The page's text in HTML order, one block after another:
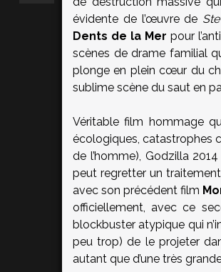
évidente de l’œuvre de
Dents de la Mer pour
scènes de drame familial
plonge en plein cœur du
sublime scène du saut en
Véritable film hommage
écologiques, catastrophes
de l’homme), Godzilla
peut regretter un
avec son précédent film
officiellement, avec ce
blockbuster atypique qui
peu trop) de le projeter
autant que d’une très